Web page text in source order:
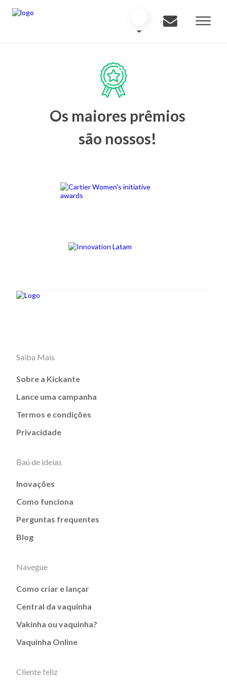
Os maiores prêmios
são nossos!
Saiba Mais
Sobre a Kickante
Lance uma campanha
Termos e condições
Privacidade
Baú de ideias
Inovações
Como funciona
Perguntas frequentes
Blog
Navegue
Como criar e lançar
Central da vaquinha
Vakinha ou vaquinha?
Vaquinha Online
Cliente feliz